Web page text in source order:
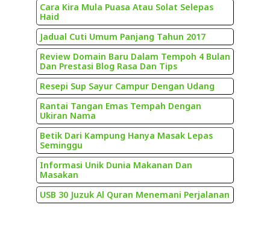
Cara Kira Mula Puasa Atau Solat Selepas
Haid
Jadual Cuti Umum Panjang Tahun 2017
Review Domain Baru Dalam Tempoh 4 Bulan
Dan Prestasi Blog Rasa Dan Tips
Resepi Sup Sayur Campur Dengan Udang
Rantai Tangan Emas Tempah Dengan
Ukiran Nama
Betik Dari Kampung Hanya Masak Lepas
Seminggu
Informasi Unik Dunia Makanan Dan
Masakan
USB 30 Juzuk Al Quran Menemani Perjalanan